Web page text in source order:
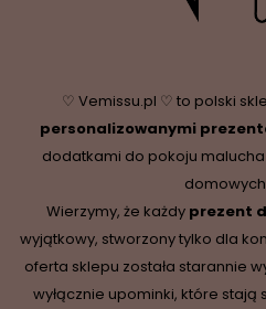
♡ Vemissu.pl ♡ to polski
personalizowanymi
dodatkami do pokoju
Wierzymy, że każdy prezent
wyjątkowy, stworzony tylko dla
oferta sklepu została starannie
wyłącznie upominki, które